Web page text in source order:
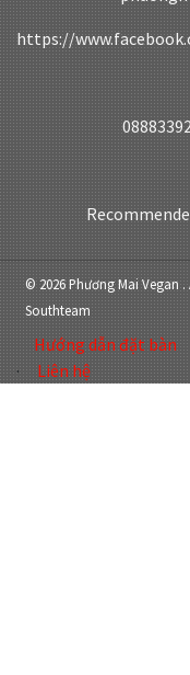
https://
© 2026 Phương Mai Vegan
Southteam
Hướng dẫn đặt bàn
Liên hệ